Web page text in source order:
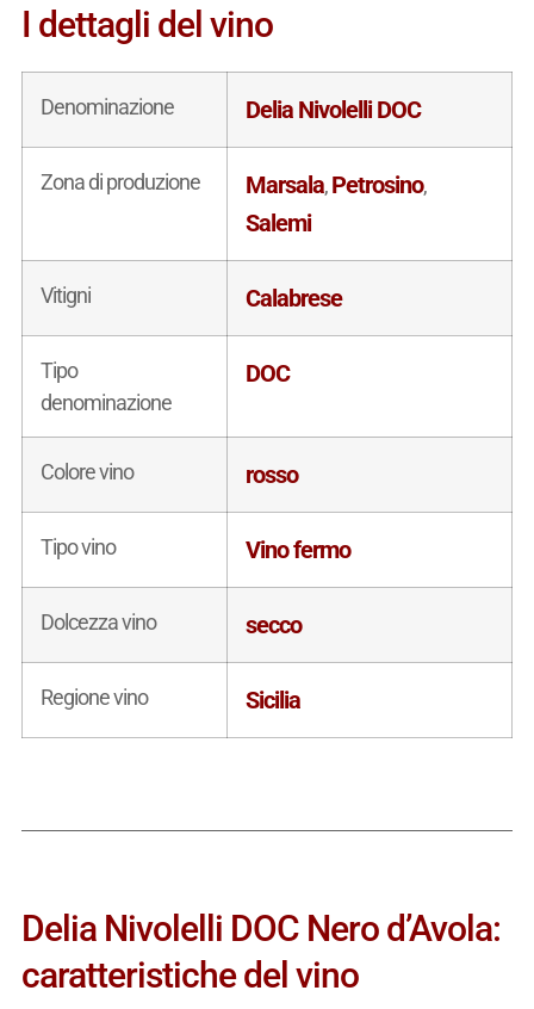
I dettagli del vino
Denominazione Delia Nivolelli DOC
Zona di produzione Marsala,Petrosino,
Salemi
Vitigni Calabrese
Tipo
denominazione
DOC
Colore vino rosso
Tipo vino Vino fermo
Dolcezza vino secco
Regione vino Sicilia
Delia Nivolelli DOC Nero d’Avola:
caratteristiche del vino